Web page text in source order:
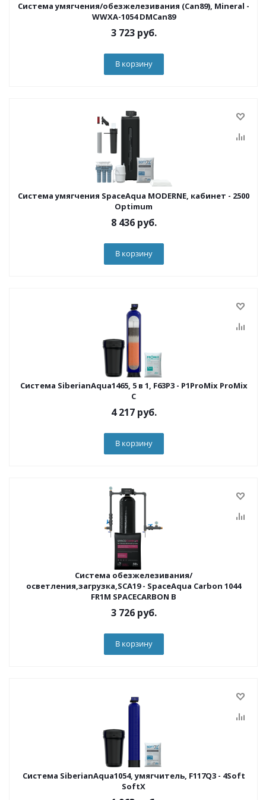
Система умягчения/обезжелезивания (Can89), Mineral -
WWXA-1054 DMCan89
3 723руб.
В корзину
Система умягчения SpaceAqua MODERNE, кабинет - 2500
Optimum
8 436руб.
В корзину
Система SiberianAqua1465, 5 в 1, F63P3 - P1ProMix ProMix
C
4 217руб.
В корзину
Система обезжелезивания/
осветления,загрузка,SCA19 - SpaceAqua Carbon 1044
FR1M SPACECARBON B
3 726руб.
В корзину
Система SiberianAqua1054, умягчитель, F117Q3 - 4Soft
SoftX